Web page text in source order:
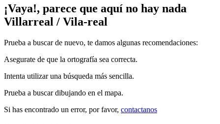
¡Vaya!, parece que aquí no hay nada
Villarreal / Vila-real
Prueba a buscar de nuevo, te damos algunas recomendaciones:
Asegurate de que la ortografía sea correcta.
Intenta utilizar una búsqueda más sencilla.
Prueba a buscar dibujando en el mapa.
Si has encontrado un error, por favor, contactanos